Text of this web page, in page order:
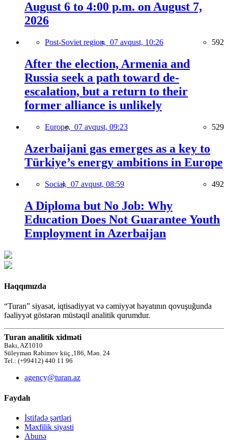
August 6 to 4:00 p.m. on August 7,
2026
Post-Soviet region, 07 avqust, 10:26 592
After the election, Armenia and
Russia seek a path toward de-
escalation, but a return to their
former alliance is unlikely
Europe, 07 avqust, 09:23 529
Azerbaijani gas emerges as a key to
Türkiye’s energy ambitions in Europe
Social, 07 avqust, 08:59 492
A Diploma but No Job: Why
Education Does Not Guarantee Youth
Employment in Azerbaijan
Haqqımızda
“Turan” siyasət, iqtisadiyyat və cəmiyyət həyatının qovuşuğunda
fəaliyyət göstərən müstəqil analitik qurumdur.
Turan analitik xidməti
Bakı, AZ1010
Süleyman Rəhimov küç.,186, Mən. 24
Tel.: (+99412) 440 11 96
agency@turan.az
Faydalı
İstifadə şərtləri
Məxfilik siyasti
Abunə